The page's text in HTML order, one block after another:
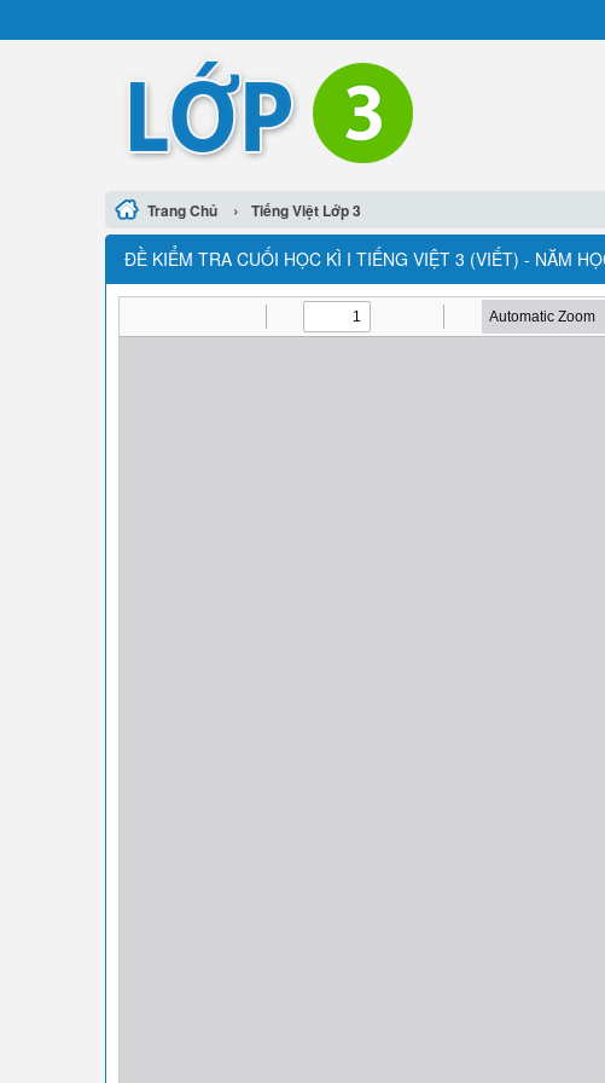
Trang Chủ › Tiếng Việt Lớp 3
ĐỀ KIỂM TRA CUỐI HỌC KÌ I TIẾNG VIỆT 3 (VIẾT) - NĂM